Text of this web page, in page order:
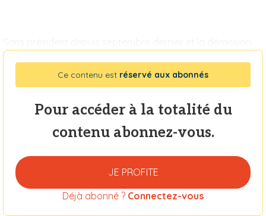
Sans président depuis septembre dernier et la démission
Ce contenu est réservé aux abonnés
Pour accéder à la totalité du
contenu abonnez-vous.
JE PROFITE
Déjà abonné ? Connectez-vous